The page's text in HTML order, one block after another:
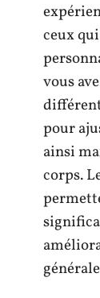
ceux
vous
pour
ainsi
corps.